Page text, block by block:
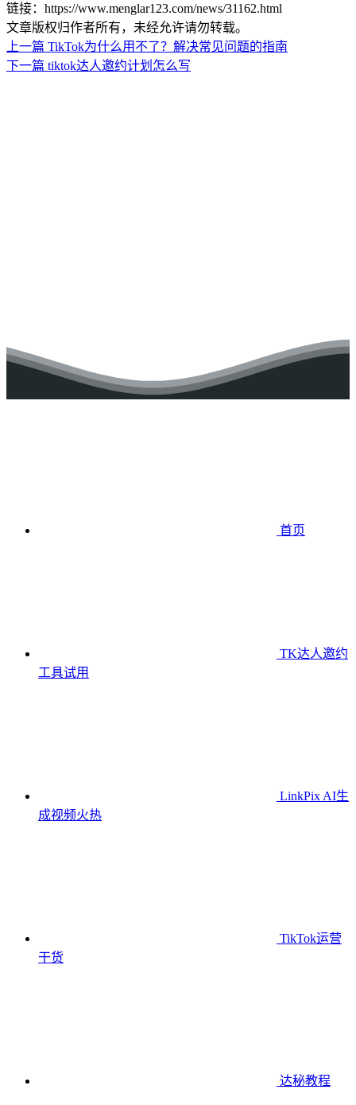
链接：https://www.menglar123.com/news/31162.html
文章版权归作者所有，未经允许请勿转载。
上一篇 TikTok为什么用不了？解决常见问题的指南
下一篇 tiktok达人邀约计划怎么写
首页
TK达人邀约
工具试用
LinkPix AI生
成视频火热
TikTok运营
干货
达秘教程